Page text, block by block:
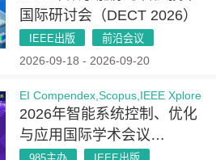
国际研讨会（DECT 2026）
IEEE出版 前沿会议
2026-09-18 - 2026-09-20
EI Compendex,Scopus,IEEE Xplore
2026年智能系统控制、优化
与应用国际学术会议
（ISCOA 2026）